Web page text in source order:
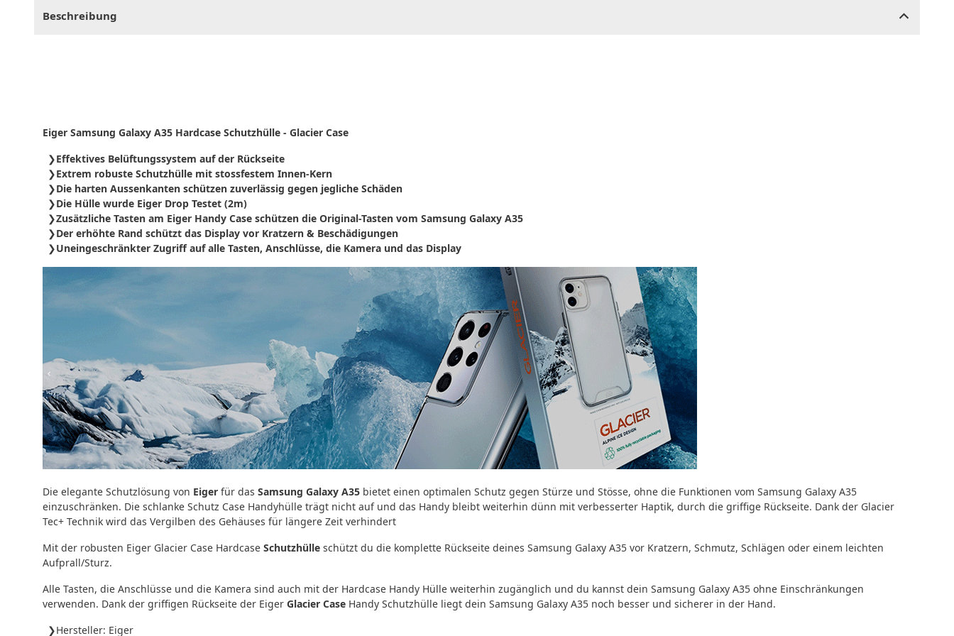
Beschreibung
Eiger Samsung Galaxy A35 Hardcase Schutzhülle - Glacier Case
Effektives Belüftungssystem auf der Rückseite
Extrem robuste Schutzhülle mit stossfestem Innen-Kern
Die harten Aussenkanten schützen zuverlässig gegen jegliche Schäden
Die Hülle wurde Eiger Drop Testet (2m)
Zusätzliche Tasten am Eiger Handy Case schützen die Original-Tasten vom Samsung Galaxy A35
Der erhöhte Rand schützt das Display vor Kratzern & Beschädigungen
Uneingeschränkter Zugriff auf alle Tasten, Anschlüsse, die Kamera und das Display
Die elegante Schutzlösung von Eiger für das Samsung Galaxy A35 bietet einen optimalen Schutz gegen Stürze und Stösse, ohne die Funktionen vom Samsung Galaxy A35
einzuschränken. Die schlanke Schutz Case Handyhülle trägt nicht auf und das Handy bleibt weiterhin dünn mit verbesserter Haptik, durch die griffige Rückseite. Dank der Glacier
Tec+ Technik wird das Vergilben des Gehäuses für längere Zeit verhindert
Mit der robusten Eiger Glacier Case Hardcase Schutzhülle schützt du die komplette Rückseite deines Samsung Galaxy A35 vor Kratzern, Schmutz, Schlägen oder einem leichten
Aufprall/Sturz.
Alle Tasten, die Anschlüsse und die Kamera sind auch mit der Hardcase Handy Hülle weiterhin zugänglich und du kannst dein Samsung Galaxy A35 ohne Einschränkungen
verwenden. Dank der griffigen Rückseite der Eiger Glacier Case Handy Schutzhülle liegt dein Samsung Galaxy A35 noch besser und sicherer in der Hand.
Hersteller: Eiger